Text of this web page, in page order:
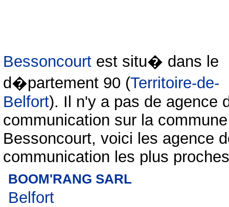
Bessoncourt est situ� dans le
d�partement 90 (Territoire-de-
Belfort). Il n'y a pas de agence
communication sur la
Bessoncourt, voici les agence
communication les plus
BOOM'RANG SARL
Belfort